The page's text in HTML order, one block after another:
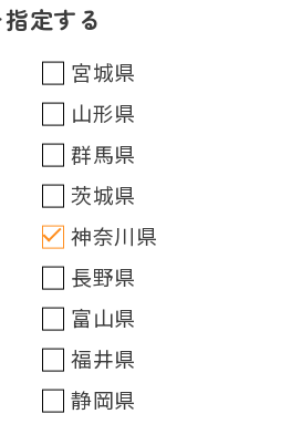
定する
宮城県
山形県
群馬県
茨城県
神奈川県
長野県
富山県
福井県
静岡県